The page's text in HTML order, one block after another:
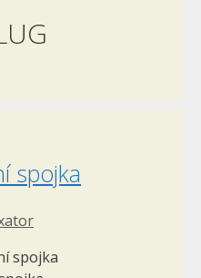
spojka